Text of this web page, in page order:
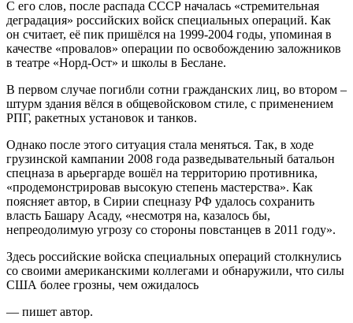
С его слов, после распада СССР началась «стремительная
деградация» российских войск специальных операций. Как
он считает, её пик пришёлся на 1999-2004 годы, упоминая в
качестве «провалов» операции по освобождению заложников
в театре «Норд-Ост» и школы в Беслане.
В первом случае погибли сотни гражданских лиц, во втором –
штурм здания вёлся в общевойсковом стиле, с применением
РПГ, ракетных установок и танков.
Однако после этого ситуация стала меняться. Так, в ходе
грузинской кампании 2008 года разведывательный батальон
спецназа в арьергарде вошёл на территорию противника,
«продемонстрировав высокую степень мастерства». Как
поясняет автор, в Сирии спецназу РФ удалось сохранить
власть Башару Асаду, «несмотря на, казалось бы,
непреодолимую угрозу со стороны повстанцев в 2011 году».
Здесь российские войска специальных операций столкнулись
со своими американскими коллегами и обнаружили, что силы
США более грозны, чем ожидалось
— пишет автор.